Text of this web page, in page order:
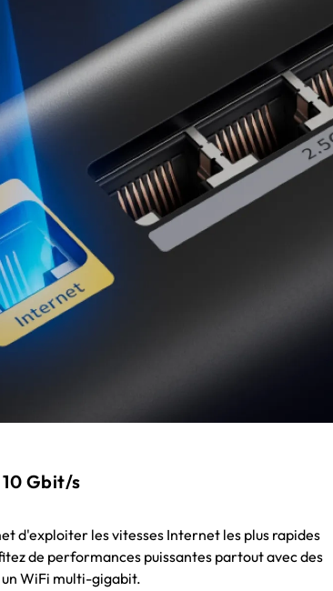
Gbit/s
d'exploiter les vitesses Internet les plus rapides
de performances puissantes partout avec des
WiFi multi-gigabit.